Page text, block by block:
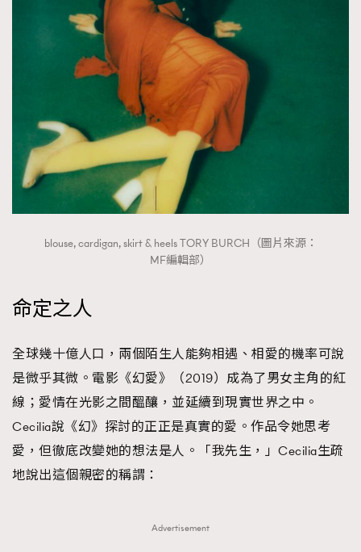
⁠blouse, cardigan, skirt & heels TORY BURCH（圖片來源：
MF編輯部）
命定之人
全球幾十億人口，兩個陌生人能夠相遇、相愛的機率可說
是微乎其微。電影《幻愛》（2019）成為了男女主角的紅
線；愛情在光影之間醞釀，並延續到現實世界之中。
Cecilia說《幻》探討的正正是真實的愛。作品令她思考
愛，但徹底改變她的想法是人。「我先生，」Cecilia生疏
地說出這個親密的稱謂：
Advertisement